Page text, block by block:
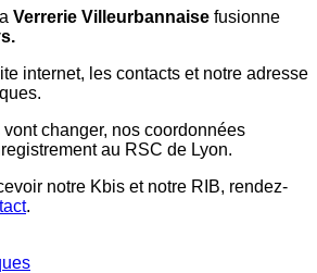
la Verrerie Villeurbannaise fusionne
internet, les contacts et notre adresse
changer, nos coordonnées
au RSC de Lyon.
notre Kbis et notre RIB, rendez-
.